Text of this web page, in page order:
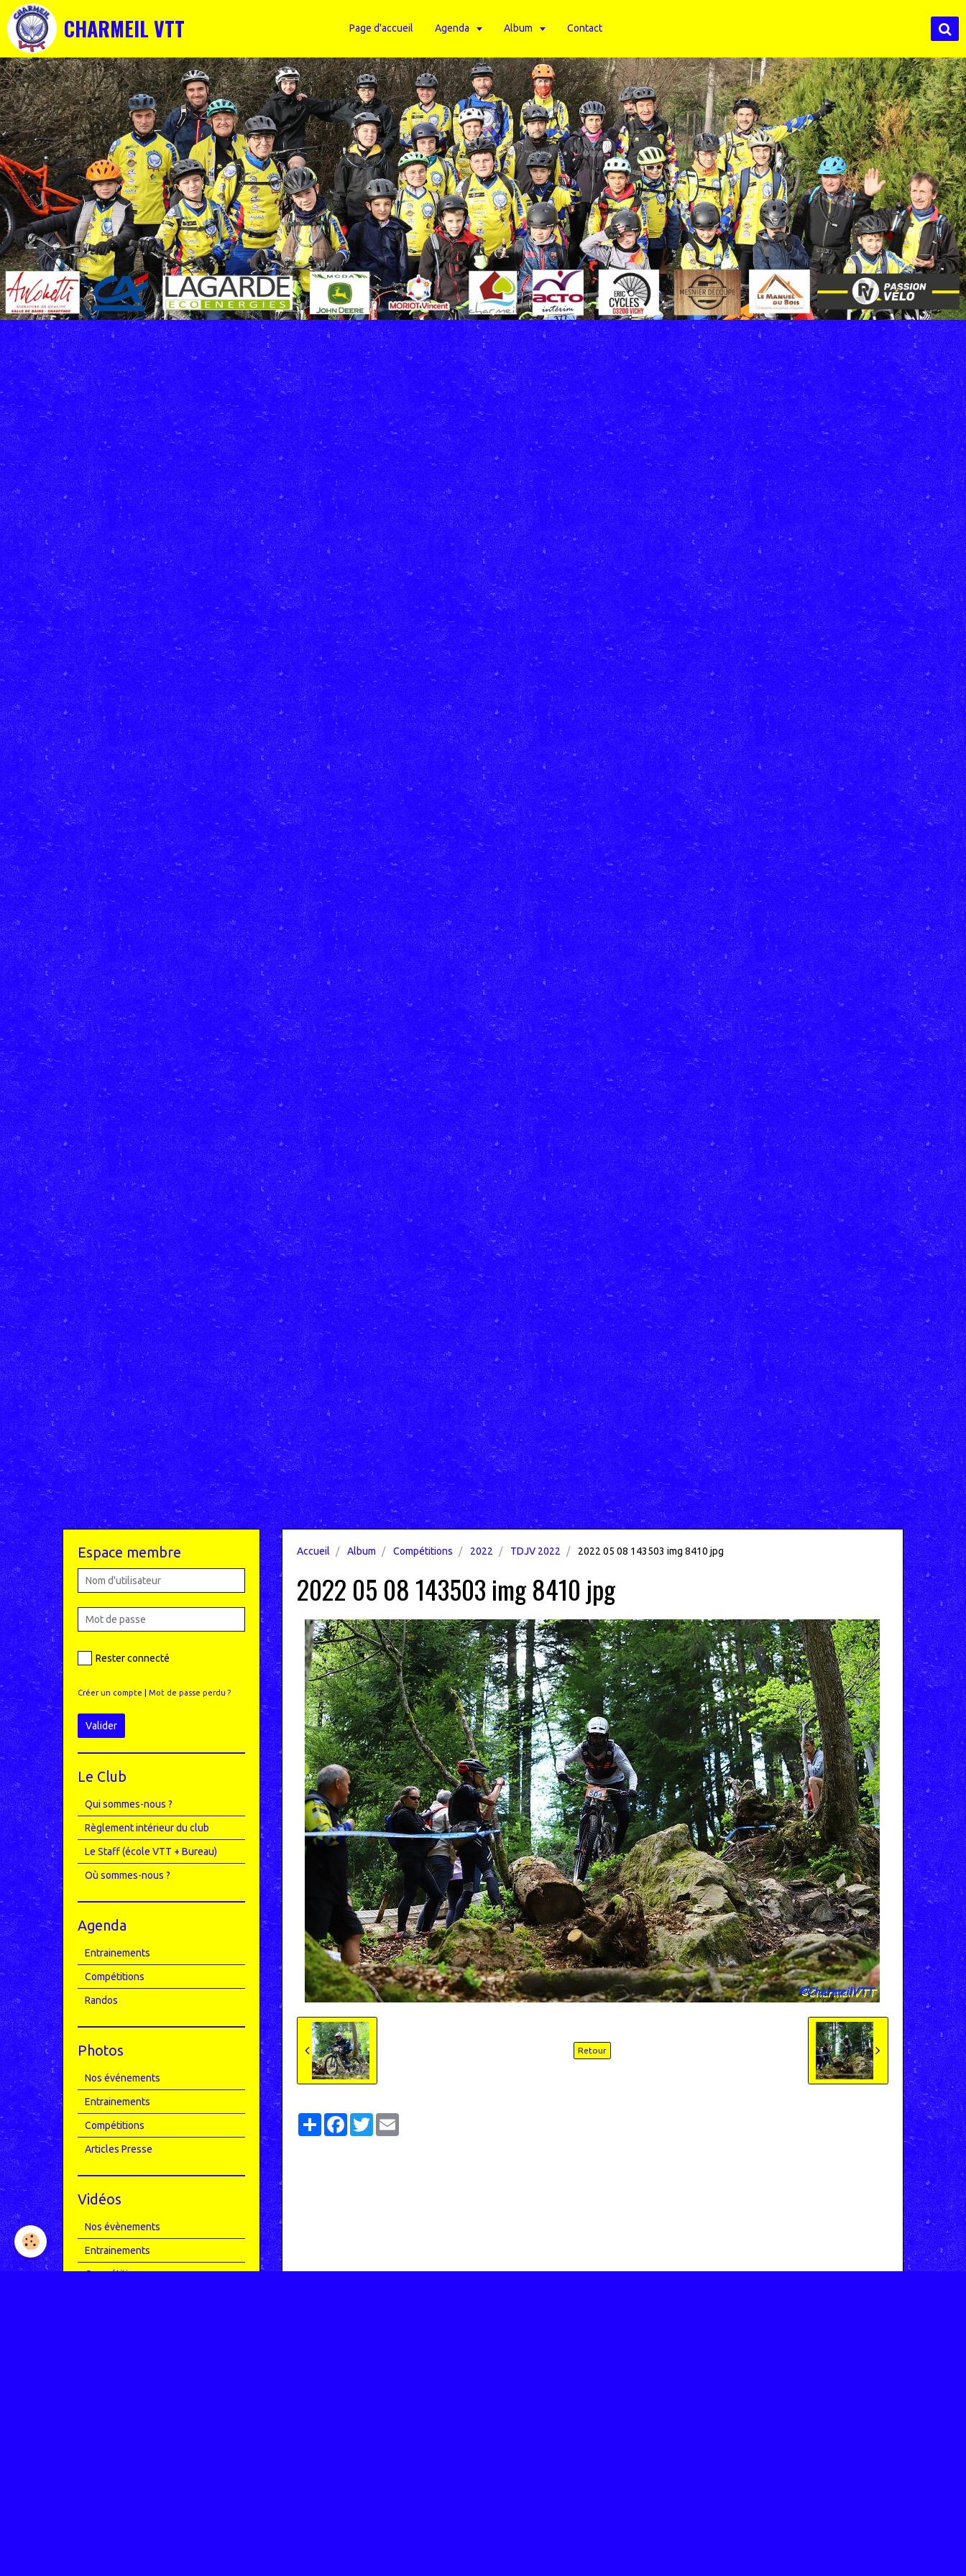
CHARMEIL VTT Page d'accueil Agenda Album Contact
Accueil Album Compétitions 2022 TDJV 2022 2022 05 08 143503 img 8410 jpg
2022 05 08 143503 img 8410 jpg
Retour
PartagerFacebook
TwitterEmail
Espace membre
Rester connecté
Créer un compte Mot de passe perdu ?
Valider
Le Club
Qui sommes-nous ?
Règlement intérieur du club
Le Staff (école VTT + Bureau)
Où sommes-nous ?
Agenda
Entrainements
Compétitions
Randos
Photos
Nos événements
Entrainements
Compétitions
Articles Presse
Vidéos
Nos évènements
Entrainements
Compétitions